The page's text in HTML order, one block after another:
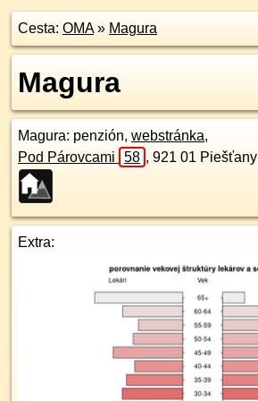
Cesta: OMA» Magura
Magura
Magura: penzión, webstránka,
Pod Párovcami
58 , 921 01 Piešťany
Extra: